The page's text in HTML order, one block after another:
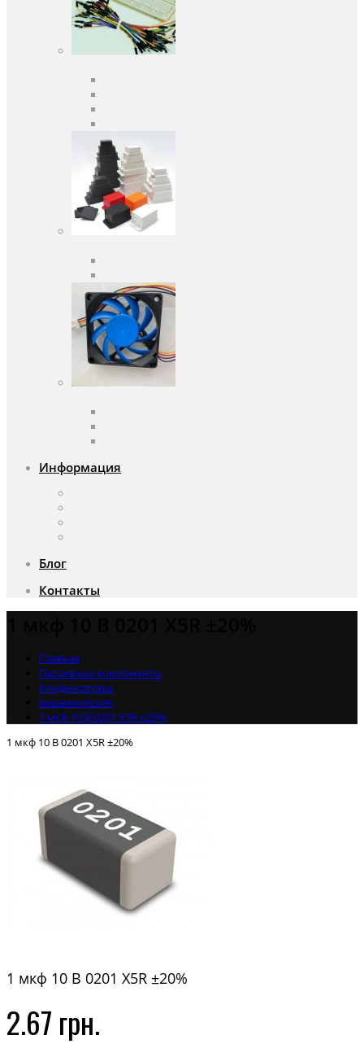
Информация
Блог
Контакты
Главная
Пассивные компоненты
Конденсаторы
Керамические
1 мкф 10 В 0201 X5R ±20%
1 мкф 10 В 0201 X5R ±20%
1 мкф 10 В 0201 X5R ±20%
2.67 грн.